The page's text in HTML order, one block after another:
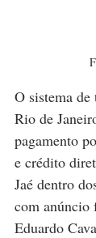
O sistema
Rio de
pagamento
e crédito
Jaé dentro
com anúncio
Eduardo